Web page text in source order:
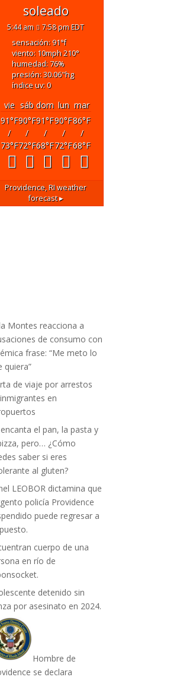
soleado
5:44 am 7:58 pm EDT
sensación: 91°f
viento: 10mph210°
humedad: 76%
presión: 30.06"hg
índice uv: 0
vie sáb dom lun mar
91°F
/
73°F
90°F
/
72°F
91°F
/
68°F
90°F
/
72°F
86°F
/
68°F
Providence, RIweather
forecast ▸
Montes reacciona a
de consumo con
frase: “Me meto lo
quiera”
de viaje por arrestos
en
el pan, la pasta y
pero… ¿Cómo
saber si eres
al gluten?
LEOBOR dictamina que
policía Providence
puede regresar a
cuerpo de una
en río de
detenido sin
por asesinato en 2024.
Hombre de
se declara